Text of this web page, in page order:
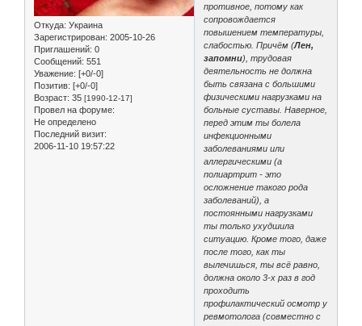
Откуда: Украина
Зарегистрирован: 2005-10-26
Приглашений: 0
Сообщений: 551
Уважение: [+0/-0]
Позитив: [+0/-0]
Возраст: 35 [1990-12-17]
Провел на форуме:
Не определено
Последний визит:
2006-11-10 19:57:22
противное, потому как
сопровождается
повышением температуры,
слабостью. Причём (Лен,
запомни), трудовая
деятельность не должна
быть связана с большими
физическими нагрузками на
больные суставы. Наверное,
перед этим ты болела
инфекционными
заболеваниями или
аллергическими (а
полиартрит - это
осложнение такого рода
заболеваний), а
постоянными нагрузками
ты только ухудшила
ситуацию. Кроме того, даже
после того, как ты
вылечишься, ты всё равно,
должна около 3-х раз в год
проходить
профилактический осмотр у
ревмотолога (совместно с